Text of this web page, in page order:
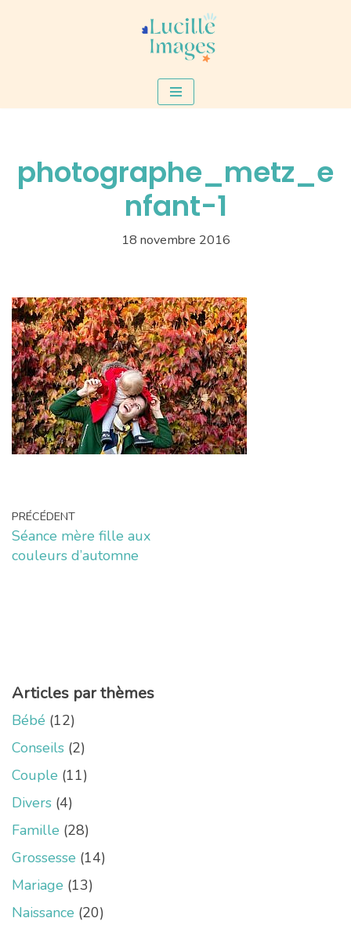
photographe_metz_e
nfant-1
18 novembre 2016
PRÉCÉDENT
Séance mère fille aux
couleurs d’automne
Articles par thèmes
Bébé (12)
Conseils (2)
Couple (11)
Divers (4)
Famille (28)
Grossesse (14)
Mariage (13)
Naissance (20)